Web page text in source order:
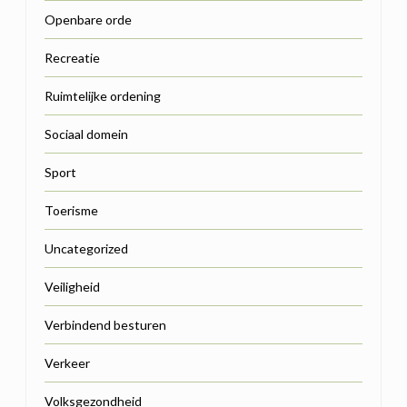
Openbare orde
Recreatie
Ruimtelijke ordening
Sociaal domein
Sport
Toerisme
Uncategorized
Veiligheid
Verbindend besturen
Verkeer
Volksgezondheid